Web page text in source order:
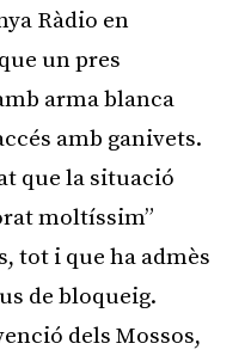
Ràdio en
un pres
arma blanca
amb ganivets.
que la situació
moltíssim”
tot i que ha admès
de bloqueig.
dels Mossos,